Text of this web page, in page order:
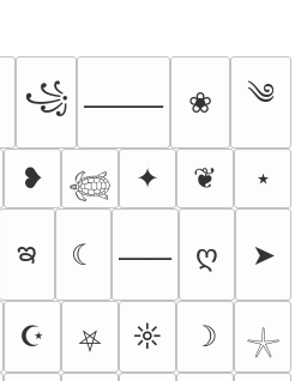
꧁ ⸻ ❀ ༄
❥ 𓆉 ✦ ❦ ⋆
ఇ ☾ ⸺ ღ ➤
☪ ⛧ ☼ ☽
𓇼